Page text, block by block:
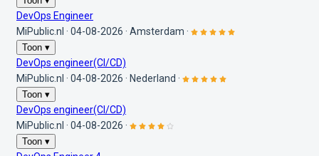
DevOps Engineer
MiPublic.nl · 04-08-2026 · Amsterdam ·
Toon ▾
DevOps engineer(CI/CD)
MiPublic.nl · 04-08-2026 · Nederland ·
Toon ▾
DevOps engineer(CI/CD)
MiPublic.nl · 04-08-2026 ·
Toon ▾